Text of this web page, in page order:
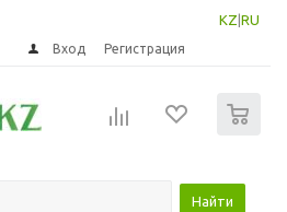
KZ RU
Вход Регистрация
Найти